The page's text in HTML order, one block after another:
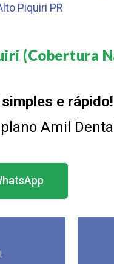
Piquiri PR
(Cobertura
e rápido!
Amil